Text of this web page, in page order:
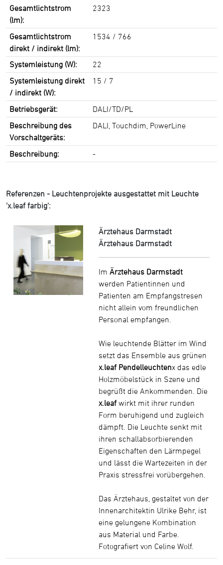
Gesamtlichtstrom
(lm):
2323
Gesamtlichtstrom
direkt / indirekt (lm):
1534 / 766
Systemleistung (W):
22
Systemleistung direkt
/ indirekt (W):
15 / 7
Betriebsgerät:
DALI/TD/PL
Beschreibung des
Vorschaltgeräts:
DALI, Touchdim, PowerLine
Beschreibung: -
Referenzen - Leuchtenprojekte ausgestattet mit Leuchte
'x.leaf farbig':
Ärztehaus Darmstadt
Ärztehaus Darmstadt
ImÄrztehaus Darmstadt
werden Patientinnen und
Patienten am Empfangstresen
nicht allein vom freundlichen
Personal empfangen.
Wie leuchtende Blätter im Wind
setzt das Ensemble aus grünen
x.leaf Pendelleuchtenx das edle
Holzmöbelstück in Szene und
begrüßt die Ankommenden. Die
x.leaf wirkt mit ihrer runden
Form beruhigend und zugleich
dämpft. Die Leuchte senkt mit
ihren schallabsorbierenden
Eigenschaften den Lärmpegel
und lässt die Wartezeiten in der
Praxis stressfrei vorübergehen.
Das Ärztehaus, gestaltet von der
Innenarchitektin Ulrike Behr, ist
eine gelungene Kombination
aus Material und Farbe.
Fotografiert von Celine Wolf.